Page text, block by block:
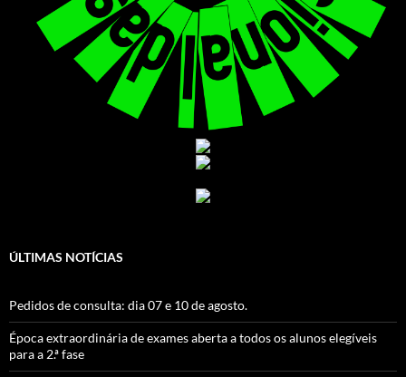
ÚLTIMAS NOTÍCIAS
Pedidos de consulta: dia 07 e 10 de agosto.
Época extraordinária de exames aberta a todos os alunos elegíveis
para a 2.ª fase